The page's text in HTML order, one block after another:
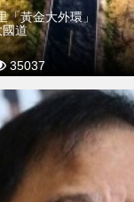
黃金大外環」
國道
35037